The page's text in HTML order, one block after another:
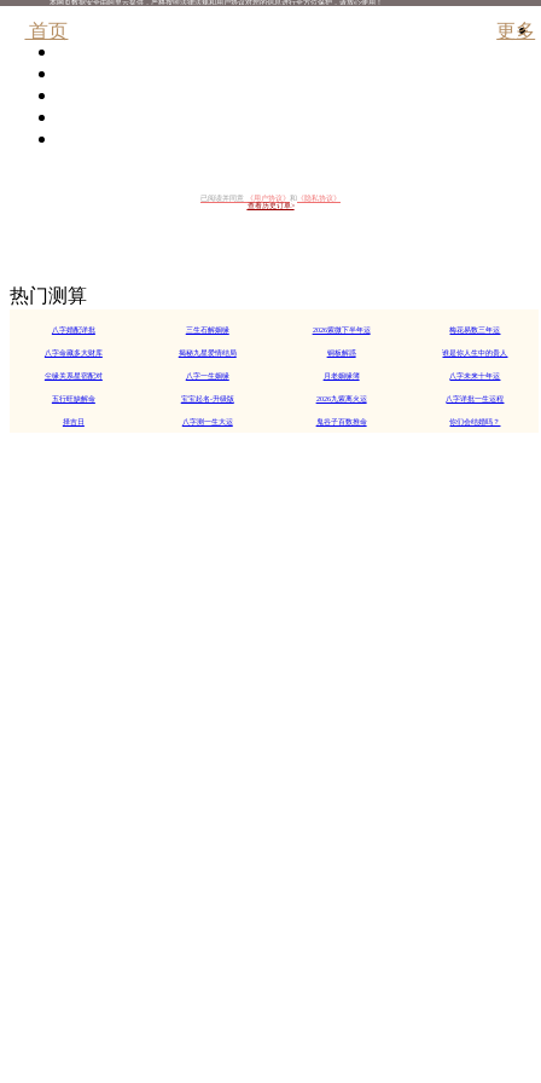
首页 更多
已阅读并同意 《用户协议》
《隐私协议》
查看历史订单>
热门测算
八字婚配详批 三生石解姻缘 2026紫微下半年运 梅花易数三年运
八字命藏多大财库 揭秘九星爱情结局 铜板解惑 谁是你人生中的贵人
尘缘关系星宿配对 八字一生姻缘 月老姻缘簿 八字未来十年运
五行旺缺解命 宝宝起名-升级版 2026九紫离火运 八字详批一生运程
择吉日 八字测一生大运 鬼谷子百数推命 你们会结婚吗？
本网页数据安全由阿里云提供，严格按照法律法规和用户协议对您的信息进行全方位保护，请放心使用！